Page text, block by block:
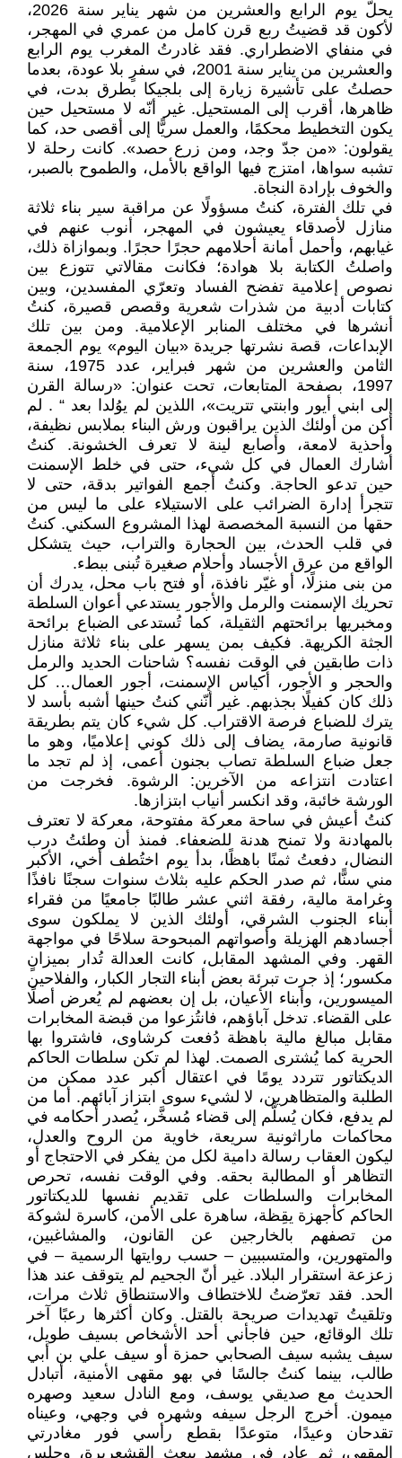
يحلّ يوم الرابع والعشرين من شهر يناير سنة 2026،
لأكون قد قضيتُ ربع قرن كامل من عمري في المهجر،
في منفاي الاضطراري. فقد غادرتُ المغرب يوم الرابع
والعشرين من يناير سنة 2001، في سفرٍ بلا عودة، بعدما
حصلتُ على تأشيرة زيارة إلى بلجيكا بطرق بدت، في
ظاهرها، أقرب إلى المستحيل. غير أنّه لا مستحيل حين
يكون التخطيط محكمًا، والعمل سريًّا إلى أقصى حد، كما
يقولون: «من جدّ وجد، ومن زرع حصد». كانت رحلة لا
تشبه سواها، امتزج فيها الواقع بالأمل، والطموح بالصبر،
والخوف بإرادة النجاة.
في تلك الفترة، كنتُ مسؤولًا عن مراقبة سير بناء ثلاثة
منازل لأصدقاء يعيشون في المهجر، أنوب عنهم في
غيابهم، وأحمل أمانة أحلامهم حجرًا حجرًا. وبموازاة ذلك،
واصلتُ الكتابة بلا هوادة؛ فكانت مقالاتي تتوزع بين
نصوص إعلامية تفضح الفساد وتعرّي المفسدين، وبين
كتابات أدبية من شذرات شعرية وقصص قصيرة، كنتُ
أنشرها في مختلف المنابر الإعلامية. ومن بين تلك
الإبداعات، قصة نشرتها جريدة «بيان اليوم» يوم الجمعة
الثامن والعشرين من شهر فبراير، عدد 1975، سنة
1997، بصفحة المتابعات، تحت عنوان: «رسالة القرن
إلى ابني أيور وابنتي تتريت»، اللذين لم يوُلدا بعد “ . لم
أكن من أولئك الذين يراقبون ورش البناء بملابس نظيفة،
وأحذية لامعة، وأصابع لينة لا تعرف الخشونة. كنتُ
أشارك العمال في كل شيء، حتى في خلط الإسمنت
حين تدعو الحاجة. وكنتُ أجمع الفواتير بدقة، حتى لا
تتجرأ إدارة الضرائب على الاستيلاء على ما ليس من
حقها من النسبة المخصصة لهذا المشروع السكني. كنتُ
في قلب الحدث، بين الحجارة والتراب، حيث يتشكل
الواقع من عرق الأجساد وأحلام صغيرة تُبنى ببطء.
من بنى منزلًا، أو غيّر نافذة، أو فتح باب محل، يدرك أن
تحريك الإسمنت والرمل والأجور يستدعي أعوان السلطة
ومخبريها برائحتهم الثقيلة، كما تُستدعى الضباع برائحة
الجثة الكريهة. فكيف بمن يسهر على بناء ثلاثة منازل
ذات طابقين في الوقت نفسه؟ شاحنات الحديد والرمل
والحجر و الأجور، أكياس الإسمنت، أجور العمال… كل
ذلك كان كفيلًا بجذبهم. غير أنّني كنتُ حينها أشبه بأسد لا
يترك للضباع فرصة الاقتراب. كل شيء كان يتم بطريقة
قانونية صارمة، يضاف إلى ذلك كوني إعلاميًا، وهو ما
جعل ضباع السلطة تصاب بجنون أعمى، إذ لم تجد ما
اعتادت انتزاعه من الآخرين: الرشوة. فخرجت من
الورشة خائبة، وقد انكسر أنياب ابتزازها.
كنتُ أعيش في ساحة معركة مفتوحة، معركة لا تعترف
بالمهادنة ولا تمنح هدنة للضعفاء. فمنذ أن وطئتُ درب
النضال، دفعتُ ثمنًا باهظًا، بدأ يوم اختُطف أخي، الأكبر
مني سنًّا، ثم صدر الحكم عليه بثلاث سنوات سجنًا نافذًا
وغرامة مالية، رفقة اثني عشر طالبًا جامعيًا من فقراء
أبناء الجنوب الشرقي، أولئك الذين لا يملكون سوى
أجسادهم الهزيلة وأصواتهم المبحوحة سلاحًا في مواجهة
القهر. وفي المشهد المقابل، كانت العدالة تُدار بميزانٍ
مكسور؛ إذ جرت تبرئة بعض أبناء التجار الكبار، والفلاحين
الميسورين، وأبناء الأعيان، بل إن بعضهم لم يُعرض أصلًا
على القضاء. تدخل آباؤهم، فانتُزعوا من قبضة المخابرات
مقابل مبالغ مالية باهظة دُفعت كرشاوى، فاشتروا بها
الحرية كما يُشترى الصمت. لهذا لم تكن سلطات الحاكم
الديكتاتور تتردد يومًا في اعتقال أكبر عدد ممكن من
الطلبة والمتظاهرين، لا لشيء سوى ابتزاز آبائهم. أما من
لم يدفع، فكان يُسلَّم إلى قضاء مُسخَّر، يُصدر أحكامه في
محاكمات ماراثونية سريعة، خاوية من الروح والعدل،
ليكون العقاب رسالة دامية لكل من يفكر في الاحتجاج أو
التظاهر أو المطالبة بحقه. وفي الوقت نفسه، تحرص
المخابرات والسلطات على تقديم نفسها للديكتاتور
الحاكم كأجهزة يقِظة، ساهرة على الأمن، كاسرة لشوكة
من تصفهم بالخارجين عن القانون، والمشاغبين،
والمتهورين، والمتسببين – حسب روايتها الرسمية – في
زعزعة استقرار البلاد. غير أنّ الجحيم لم يتوقف عند هذا
الحد. فقد تعرّضتُ للاختطاف والاستنطاق ثلاث مرات،
وتلقيتُ تهديدات صريحة بالقتل. وكان أكثرها رعبًا آخر
تلك الوقائع، حين فاجأني أحد الأشخاص بسيف طويل،
سيف يشبه سيف الصحابي حمزة أو سيف علي بن أبي
طالب، بينما كنتُ جالسًا في بهو مقهى الأمنية، أتبادل
الحديث مع صديقي يوسف، ومع النادل سعيد وصهره
ميمون. أخرج الرجل سيفه وشهره في وجهي، وعيناه
تقدحان وعيدًا، متوعدًا بقطع رأسي فور مغادرتي
المقهى، ثم عاد، في مشهد يبعث القشعريرة، وجلس